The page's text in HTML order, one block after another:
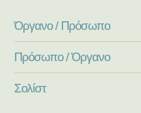
Όργανο / Πρόσωπο
Πρόσωπο / Όργανο
Σολίστ